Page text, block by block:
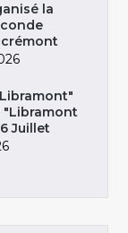
la
"Libramont
Juillet